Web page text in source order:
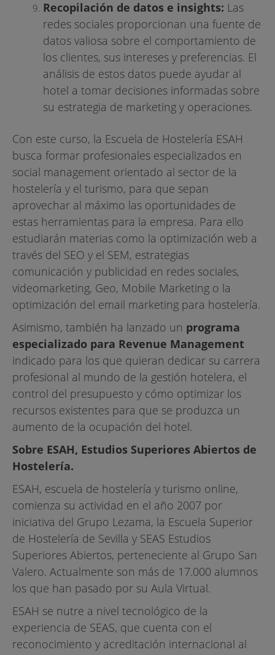
Recopilación de datos e insights: Las
redes sociales proporcionan una fuente de
datos valiosa sobre el comportamiento de
los clientes, sus intereses y preferencias. El
análisis de estos datos puede ayudar al
hotel a tomar decisiones informadas sobre
su estrategia de marketing y operaciones.
Con este curso, la Escuela de Hostelería ESAH
busca formar profesionales especializados en
social management orientado al sector de la
hostelería y el turismo, para que sepan
aprovechar al máximo las oportunidades de
estas herramientas para la empresa. Para ello
estudiarán materias como la optimización web a
través del SEO y el SEM, estrategias
comunicación y publicidad en redes sociales,
videomarketing, Geo, Mobile Marketing o la
optimización del email marketing para hostelería.
Asimismo, también ha lanzado un programa
especializado para Revenue Management
indicado para los que quieran dedicar su carrera
profesional al mundo de la gestión hotelera, el
control del presupuesto y cómo optimizar los
recursos existentes para que se produzca un
aumento de la ocupación del hotel.
Sobre ESAH, Estudios Superiores Abiertos de
Hostelería.
ESAH, escuela de hostelería y turismo online,
comienza su actividad en el año 2007 por
iniciativa del Grupo Lezama, la Escuela Superior
de Hostelería de Sevilla y SEAS Estudios
Superiores Abiertos, perteneciente al Grupo San
Valero. Actualmente son más de 17.000 alumnos
los que han pasado por su Aula Virtual.
ESAH se nutre a nivel tecnológico de la
experiencia de SEAS, que cuenta con el
reconocimiento y acreditación internacional al